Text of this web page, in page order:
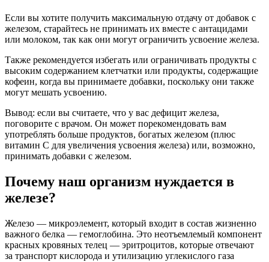
Если вы хотите получить максимальную отдачу от добавок с
железом, старайтесь не принимать их вместе с антацидами
или молоком, так как они могут ограничить усвоение железа.
Также рекомендуется избегать или ограничивать продукты с
высоким содержанием клетчатки или продукты, содержащие
кофеин, когда вы принимаете добавки, поскольку они также
могут мешать усвоению.
Вывод: если вы считаете, что у вас дефицит железа,
поговорите с врачом. Он может порекомендовать вам
употреблять больше продуктов, богатых железом (плюс
витамин С для увеличения усвоения железа) или, возможно,
принимать добавки с железом.
Почему наш организм нуждается в
железе?
Железо — микроэлемент, который входит в состав жизненно
важного белка — гемоглобина. Это неотъемлемый компонент
красных кровяных телец — эритроцитов, которые отвечают
за транспорт кислорода и утилизацию углекислого газа